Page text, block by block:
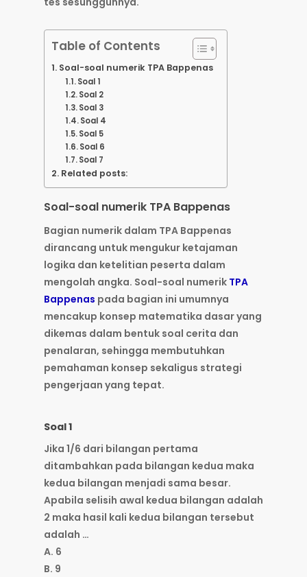
Table of Contents
Soal-soal numerik TPA Bappenas
Soal 1
Soal 2
Soal 3
Soal 4
Soal 5
Soal 6
Soal 7
Related posts:
Soal-soal numerik TPA Bappenas
Bagian numerik dalam TPA Bappenas
dirancang untuk mengukur ketajaman
logika dan ketelitian peserta dalam
mengolah angka. Soal-soal numerik TPA
Bappenas pada bagian ini umumnya
mencakup konsep matematika dasar yang
dikemas dalam bentuk soal cerita dan
penalaran, sehingga membutuhkan
pemahaman konsep sekaligus strategi
pengerjaan yang tepat.
Soal 1
Jika 1/6 dari bilangan pertama
ditambahkan pada bilangan kedua maka
kedua bilangan menjadi sama besar.
Apabila selisih awal kedua bilangan adalah
2 maka hasil kali kedua bilangan tersebut
adalah …
A. 6
B. 9